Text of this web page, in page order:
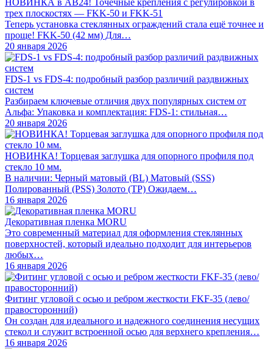
НОВИНКА в АВ24! Точечные крепления с регулировкой в
трех плоскостях — FKK-50 и FKK-51
Теперь установка стеклянных ограждений стала ещё точнее и
проще! FKK-50 (42 мм) Для…
20 января 2026
FDS-1 vs FDS-4: подробный разбор различий раздвижных
систем
Разбираем ключевые отличия двух популярных систем от
Альфа: Упаковка и комплектация: FDS-1: стильная…
20 января 2026
НОВИНКА! Торцевая заглушка для опорного профиля под
стекло 10 мм.
В наличии: Черный матовый (BL) Матовый (SSS)
Полированный (PSS) Золото (TP) Ожидаем…
16 января 2026
Декоративная пленка MORU
Это современный материал для оформления стеклянных
поверхностей, который идеально подходит для интерьеров
любых…
16 января 2026
Фитинг угловой с осью и ребром жесткости FKF-35 (лево/
правосторонний)
Он создан для идеального и надежного соединения несущих
стекол и служит встроенной осью для верхнего крепления…
16 января 2026